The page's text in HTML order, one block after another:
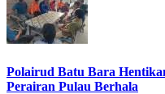
Polairud Batu Bara
Perairan Pulau Berhala